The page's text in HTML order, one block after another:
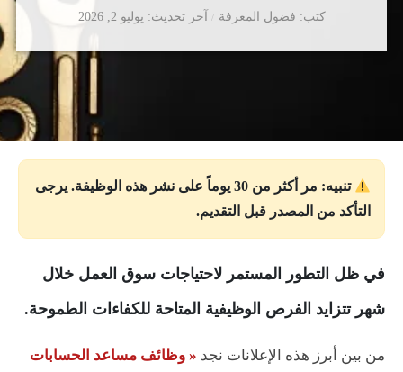
كتب فضول المعرفة آخر تحديث يوليو 2, 2026
تنبيه: مر أكثر من 30 يوماً على نشر هذه الوظيفة. يرجى
التأكد من المصدر قبل التقديم.
في ظل التطور المستمر لاحتياجات سوق العمل خلال
شهر تتزايد الفرص الوظيفية المتاحة للكفاءات الطموحة.
من بين أبرز هذه الإعلانات نجد « وظائف مساعد الحسابات